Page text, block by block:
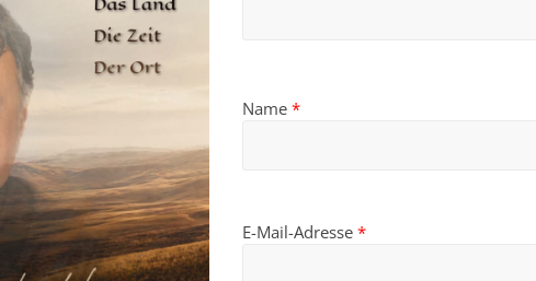
Name *
E-Mail-Adresse *